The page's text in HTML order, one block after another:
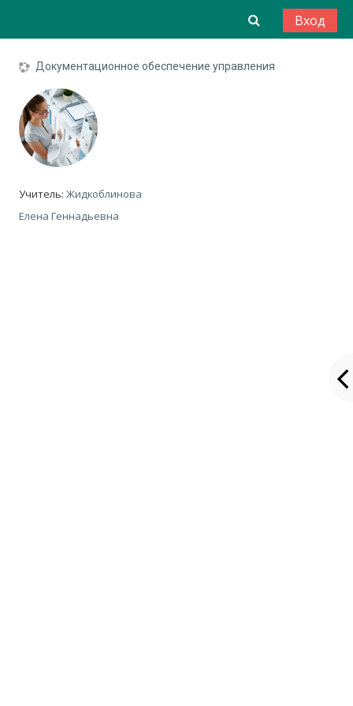
Изменить
Вход
Документационное обеспечение управления
Учитель:Жидкоблинова
Елена Геннадьевна